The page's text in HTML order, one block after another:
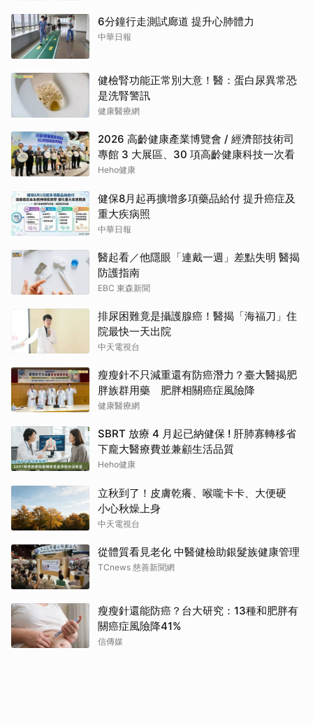
6分鐘行走測試廊道 提升心肺體力
中華日報
健檢腎功能正常別大意！醫：蛋白尿異常恐
是洗腎警訊
健康醫療網
2026 高齡健康產業博覽會 / 經濟部技術司
專館 3 大展區、30 項高齡健康科技一次看
Heho健康
健保8月起再擴增多項藥品給付 提升癌症及
重大疾病照
中華日報
醫起看／他隱眼「連戴一週」差點失明 醫揭
防護指南
EBC 東森新聞
排尿困難竟是攝護腺癌！醫揭「海福刀」住
院最快一天出院
中天電視台
瘦瘦針不只減重還有防癌潛力？臺大醫揭肥
胖族群用藥 肥胖相關癌症風險降
健康醫療網
SBRT 放療 4 月起已納健保 ! 肝肺寡轉移省
下龐大醫療費並兼顧生活品質
Heho健康
立秋到了！皮膚乾癢、喉嚨卡卡、大便硬
小心秋燥上身
中天電視台
從體質看見老化 中醫健檢助銀髮族健康管理
TCnews 慈善新聞網
瘦瘦針還能防癌？台大研究：13種和肥胖有
關癌症風險降41%
信傳媒